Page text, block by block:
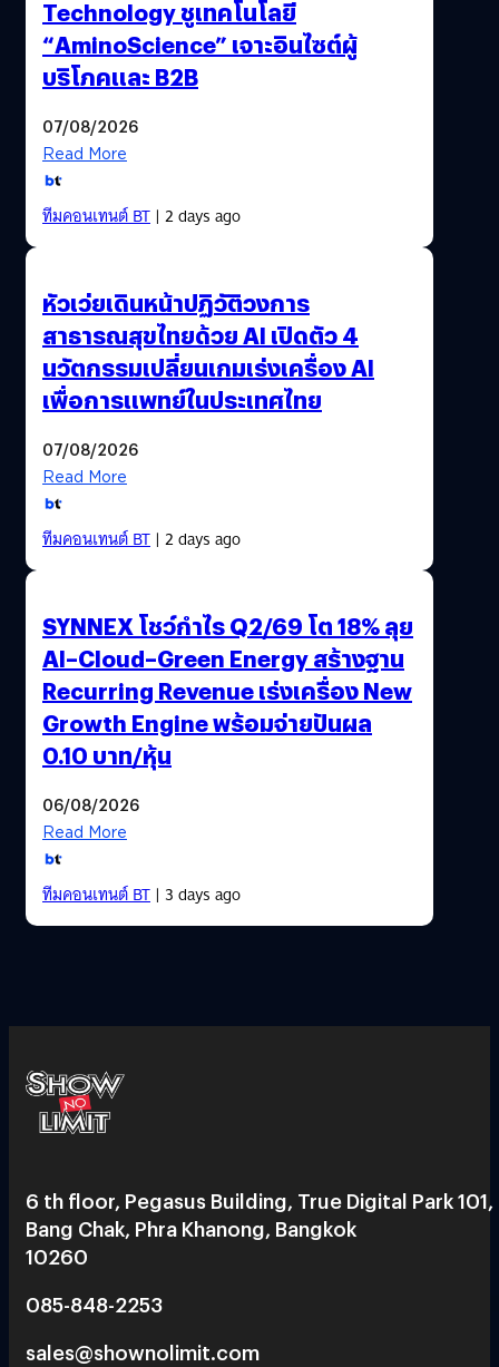
Technology ชูเทคโนโลยี
“AminoScience” เจาะอินไซต์ผู้
บริโภคและ B2B
07/08/2026
Read More
ทีมคอนเทนต์ BT| 2 days ago
หัวเว่ยเดินหน้าปฏิวัติวงการ
สาธารณสุขไทยด้วย AI เปิดตัว 4
นวัตกรรมเปลี่ยนเกมเร่งเครื่อง AI
เพื่อการแพทย์ในประเทศไทย
07/08/2026
Read More
ทีมคอนเทนต์ BT| 2 days ago
SYNNEX โชว์กำไร Q2/69 โต 18% ลุย
AI–Cloud–Green Energy สร้างฐาน
Recurring Revenue เร่งเครื่อง New
Growth Engine พร้อมจ่ายปันผล
0.10 บาท/หุ้น
06/08/2026
Read More
ทีมคอนเทนต์ BT| 3 days ago
6 th floor, Pegasus Building, True Digital Park 101,
Bang Chak, Phra Khanong, Bangkok
10260
085-848-2253
sales@shownolimit.com